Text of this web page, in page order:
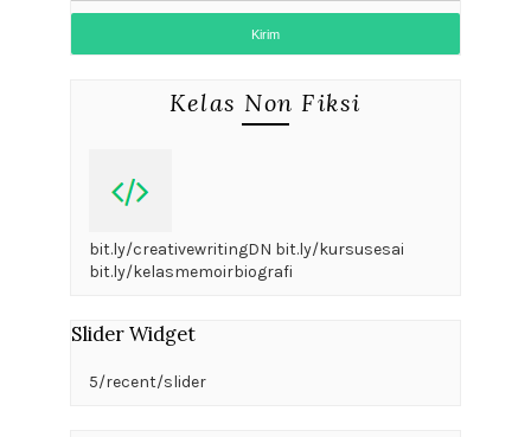
Kelas Non Fiksi
bit.ly/creativewritingDN bit.ly/kursusesai
bit.ly/kelasmemoirbiografi
Slider Widget
5/recent/slider